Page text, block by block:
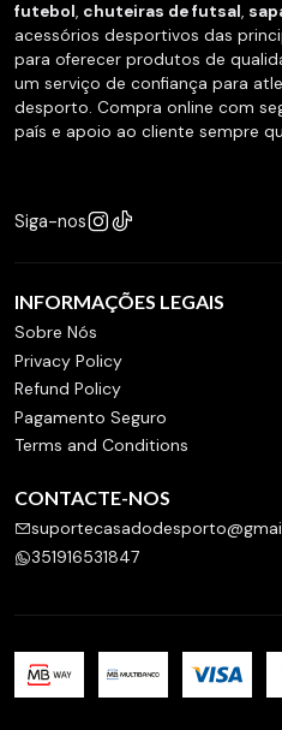
futebol, chuteiras de futsal,
acessórios desportivos das
para oferecer produtos de
um serviço de confiança para
desporto. Compra online com
país e apoio ao cliente sempre
Siga-nos
INFORMAÇÕES LEGAIS
Sobre Nós
Privacy Policy
Refund Policy
Pagamento Seguro
Terms and Conditions
CONTACTE-NOS
351916531847